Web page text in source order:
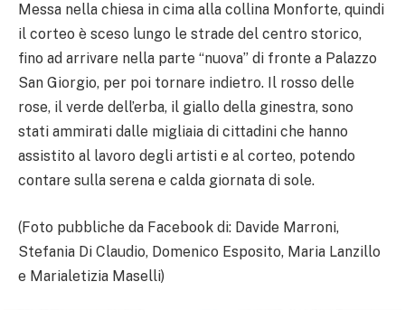
Messa nella chiesa in cima alla collina Monforte, quindi
il corteo è sceso lungo le strade del centro storico,
fino ad arrivare nella parte “nuova” di fronte a Palazzo
San Giorgio, per poi tornare indietro. Il rosso delle
rose, il verde dell’erba, il giallo della ginestra, sono
stati ammirati dalle migliaia di cittadini che hanno
assistito al lavoro degli artisti e al corteo, potendo
contare sulla serena e calda giornata di sole.
(Foto pubbliche da Facebook di: Davide Marroni,
Stefania Di Claudio, Domenico Esposito, Maria Lanzillo
e Marialetizia Maselli)